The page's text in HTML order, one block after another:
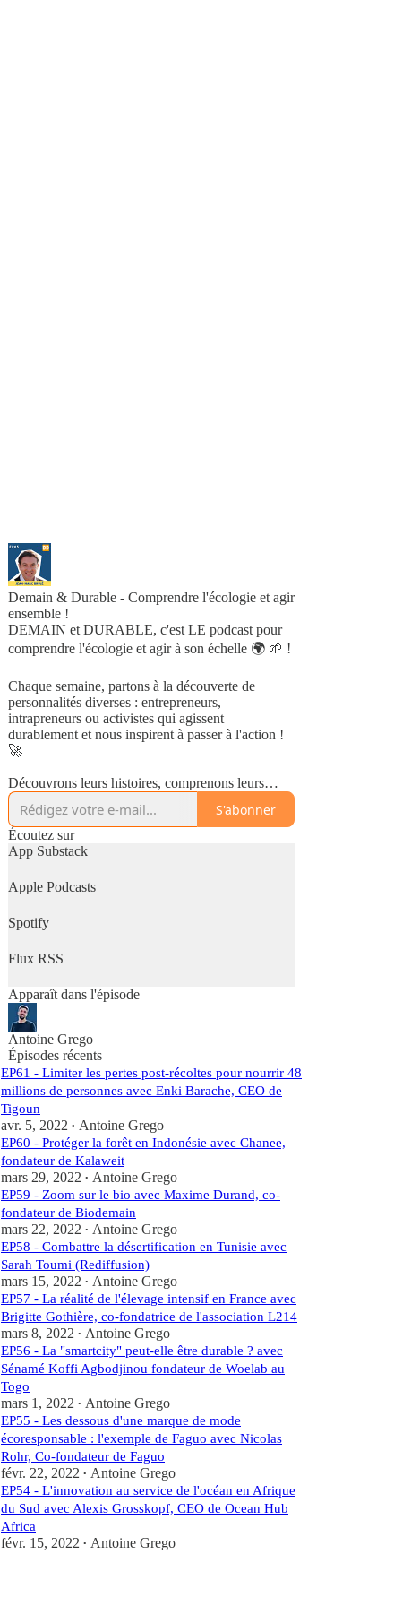
Demain & Durable - Comprendre l'écologie et agir
ensemble !
DEMAIN et DURABLE, c'est LE podcast pour
comprendre l'écologie et agir à son échelle 🌍 🌱 !
Chaque semaine, partons à la découverte de
personnalités diverses : entrepreneurs,
intrapreneurs ou activistes qui agissent
durablement et nous inspirent à passer à l'action !
🚀
Découvrons leurs histoires, comprenons leurs
déclics et les initiatives qu'ils ont lancées, en
France comme à l'étranger, pour inclure l'écologie
dans notre vie quotidienne.
écologiques, tu peux également t'abonner à ma
https://demainetdurable.substack.com/welcome
Pour soutenir le Podcast et être cité.e au prochain
1. Suivez-le 🔔 pour être notifié des prochains
épisodes !
2. Laissez-lui 5 étoiles ( ⭐⭐⭐⭐⭐) sur Apple
Podcast (cliquez ici &gt; Rédiger un avis :
https://podcasts.apple.com/fr/podcast/demain-
durable/id1520001240 )
S'abonner
Écoutez sur
App Substack
Apple Podcasts
Spotify
Flux RSS
Apparaît dans l'épisode
Antoine Grego
Épisodes récents
EP61 - Limiter les pertes post-récoltes pour nourrir 48
millions de personnes avec Enki Barache, CEO de
Tigoun
avr. 5, 2022 • Antoine Grego
EP60 - Protéger la forêt en Indonésie avec Chanee,
fondateur de Kalaweit
mars 29, 2022 • Antoine Grego
EP59 - Zoom sur le bio avec Maxime Durand, co-
fondateur de Biodemain
mars 22, 2022 • Antoine Grego
EP58 - Combattre la désertification en Tunisie avec
Sarah Toumi (Rediffusion)
mars 15, 2022 • Antoine Grego
EP57 - La réalité de l'élevage intensif en France avec
Brigitte Gothière, co-fondatrice de l'association L214
mars 8, 2022 • Antoine Grego
EP56 - La "smartcity" peut-elle être durable ? avec
Sénamé Koffi Agbodjinou fondateur de Woelab au
Togo
mars 1, 2022 • Antoine Grego
EP55 - Les dessous d'une marque de mode
écoresponsable : l'exemple de Faguo avec Nicolas
Rohr, Co-fondateur de Faguo
févr. 22, 2022 • Antoine Grego
EP54 - L'innovation au service de l'océan en Afrique
du Sud avec Alexis Grosskopf, CEO de Ocean Hub
Africa
févr. 15, 2022 • Antoine Grego